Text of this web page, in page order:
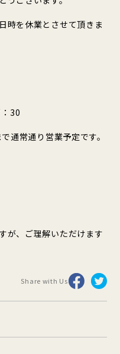
時を休業とさせて頂きま
30
通常通り営業予定です。
が、ご理解いただけます
Share with Us